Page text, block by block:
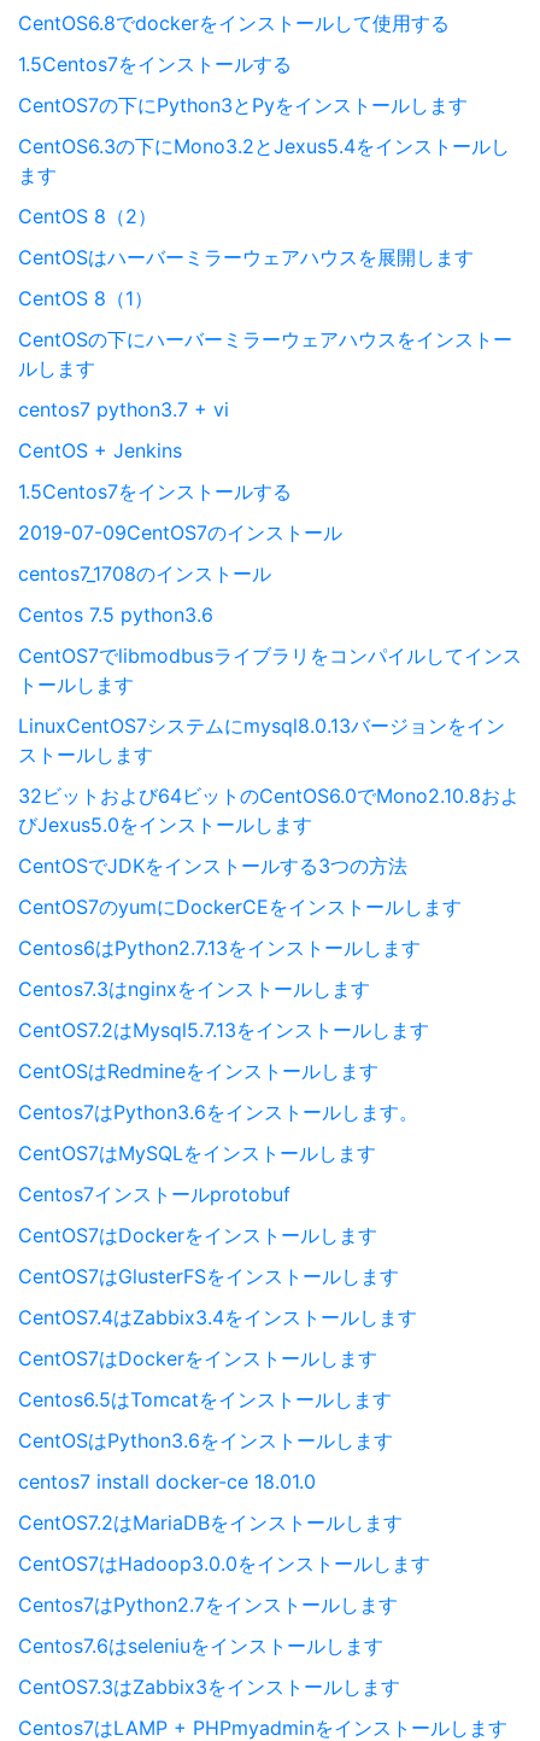
CentOS6.8でdockerをインストールして使用する
1.5Centos7をインストールする
CentOS7の下にPython3とPyをインストールします
CentOS6.3の下にMono3.2とJexus5.4をインストールし
ます
CentOS 8（2）
CentOSはハーバーミラーウェアハウスを展開します
CentOS 8（1）
CentOSの下にハーバーミラーウェアハウスをインストー
ルします
centos7 python3.7 + vi
CentOS + Jenkins
1.5Centos7をインストールする
2019-07-09CentOS7のインストール
centos7_1708のインストール
Centos 7.5 python3.6
CentOS7でlibmodbusライブラリをコンパイルしてインス
トールします
LinuxCentOS7システムにmysql8.0.13バージョンをイン
ストールします
32ビットおよび64ビットのCentOS6.0でMono2.10.8およ
びJexus5.0をインストールします
CentOSでJDKをインストールする3つの方法
CentOS7のyumにDockerCEをインストールします
Centos6はPython2.7.13をインストールします
Centos7.3はnginxをインストールします
CentOS7.2はMysql5.7.13をインストールします
CentOSはRedmineをインストールします
Centos7はPython3.6をインストールします。
CentOS7はMySQLをインストールします
Centos7インストールprotobuf
CentOS7はDockerをインストールします
CentOS7はGlusterFSをインストールします
CentOS7.4はZabbix3.4をインストールします
CentOS7はDockerをインストールします
Centos6.5はTomcatをインストールします
CentOSはPython3.6をインストールします
centos7 install docker-ce 18.01.0
CentOS7.2はMariaDBをインストールします
CentOS7はHadoop3.0.0をインストールします
Centos7はPython2.7をインストールします
Centos7.6はseleniuをインストールします
CentOS7.3はZabbix3をインストールします
Centos7はLAMP + PHPmyadminをインストールします